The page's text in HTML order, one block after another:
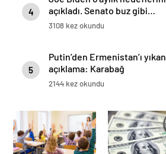
4
açıkladı. Senato buz gibi…
3108 kez okundu
5
Putin’den Ermenistan’ı yıkan
açıklama: Karabağ
Azerbaycan’ın ayrılmaz bir
2144 kez okundu